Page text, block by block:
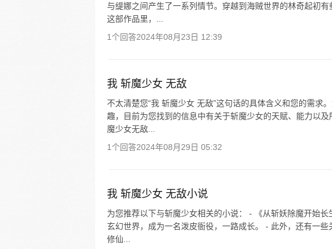
与缇娜之间产生了一系列情节。穿越到海贼世界的林奇起初
这部作品里，...
1个回答2024年08月23日 12:39
我 斩魔少女 无敌
不太清楚您“我 斩魔少女 无敌”这句话的具体含义和您的需求
趣，目前为您找到的信息中有关于斩魔少女的天赋、能力以
魔少女无敌...
1个回答2024年08月29日 05:32
我 斩魔少女 无敌小说
为您推荐以下与斩魔少女相关的小说： - 《从斩妖除魔开始
玄幻世界，成为一名泼皮衙役，一路成长。 - 此外，还有一
修仙...